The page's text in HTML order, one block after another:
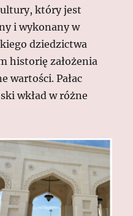
który jest
i wykonany w
dziedzictwa
historię założenia
wartości. Pałac
wkład w różne